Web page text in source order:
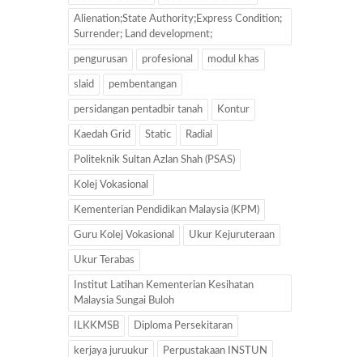
Alienation;State Authority;Express Condition;
Surrender; Land development;
pengurusan profesional modul khas
slaid pembentangan
persidangan pentadbir tanah Kontur
Kaedah Grid Static Radial
Politeknik Sultan Azlan Shah (PSAS)
Kolej Vokasional
Kementerian Pendidikan Malaysia (KPM)
Guru Kolej Vokasional Ukur Kejuruteraan
Ukur Terabas
Institut Latihan Kementerian Kesihatan
Malaysia Sungai Buloh
ILKKMSB Diploma Persekitaran
kerjaya juruukur Perpustakaan INSTUN